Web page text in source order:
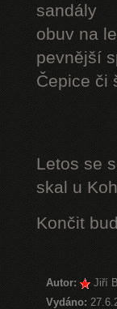
sandály
obuv na
pevnější
Čepice či
Letos se
skal u
Končit
Autor:
Jiří
Vydáno: